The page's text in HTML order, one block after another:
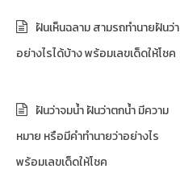
ฝันเห็นฉลาม สามรถทำนายฝันว่า
อย่างไรได้บ้าง พร้อมเลขเด็ดให้โชค
ฝันว่าจมน้ำ ฝันว่าตกน้ำ มีความ
หมาย หรือมีคำทำนายว่าอย่างไร
พร้อมเลขเด็ดให้โชค